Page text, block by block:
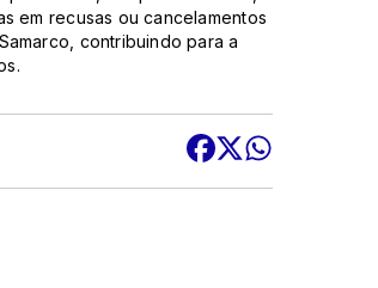
em recusas ou cancelamentos
contribuindo para a